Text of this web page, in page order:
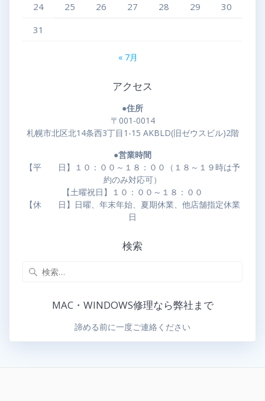
24
25 26 27 28 29
30
31
« 7月
アクセス
●住所
〒001-0014
札幌市北区北14条西3丁目1-15 AKBLD(旧ゼウスビル)2階
●営業時間
【平 日】１０：００～１８：００（１８～１９時は予
約のみ対応可）
【土曜祝日】１０：００～１８：００
【休 日】日曜、年末年始、夏期休業、他店舗指定休業
日
検索
MAC・WINDOWS修理なら弊社まで
諦める前に一度ご連絡ください